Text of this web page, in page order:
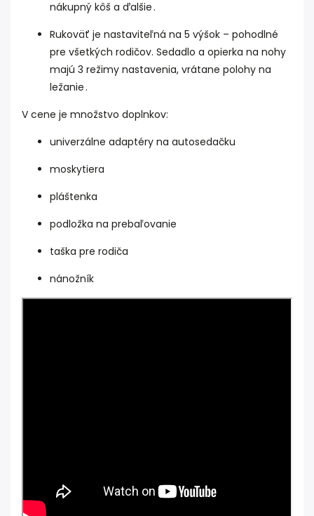
nákupný kôš a ďalšie.
Rukoväť je nastaviteľná na 5 výšok – pohodlné
pre všetkých rodičov. Sedadlo a opierka na nohy
majú 3 režimy nastavenia, vrátane polohy na
ležanie.
V cene je množstvo doplnkov:
univerzálne adaptéry na autosedačku
moskytiera
pláštenka
podložka na prebaľovanie
taška pre rodiča
nánožník